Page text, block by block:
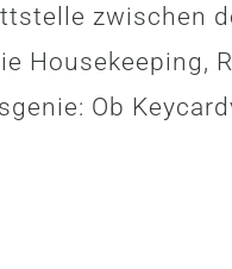
zwischen
Housekeeping,
Ob